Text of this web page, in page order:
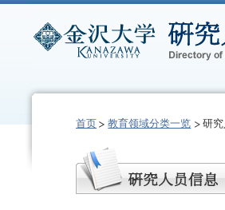
首页 教育领域分类一览 研